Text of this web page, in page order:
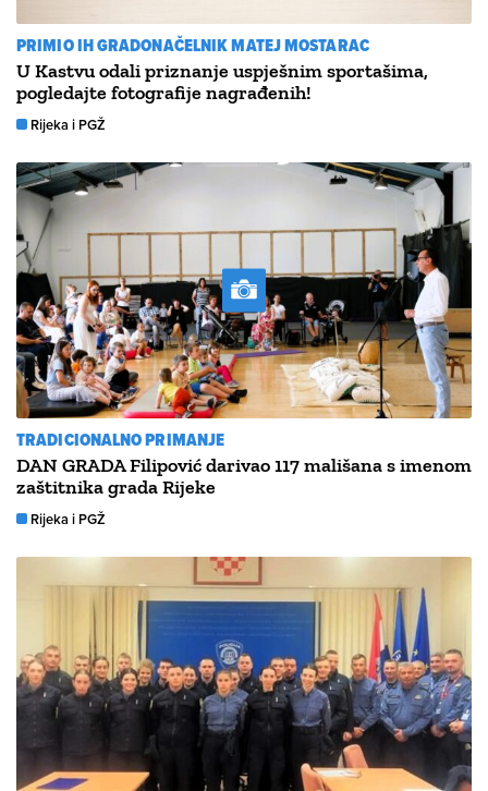
PRIMIO IH GRADONAČELNIK MATEJ MOSTARAC
U Kastvu odali priznanje uspješnim sportašima,
pogledajte fotografije nagrađenih!
Rijeka i PGŽ
TRADICIONALNO PRIMANJE
DAN GRADA Filipović darivao 117 mališana s imenom
zaštitnika grada Rijeke
Rijeka i PGŽ